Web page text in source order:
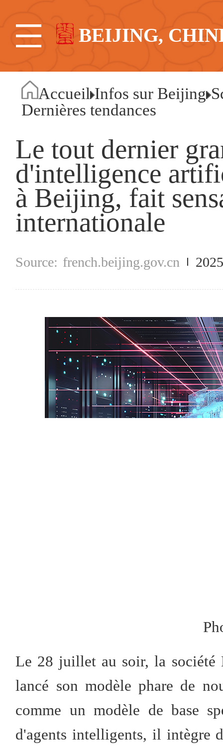
BEIJING,
Accueil Infos sur Beijing
Dernières tendances
Le tout dernier
d'intelligence
à Beijing, fait
internationale
french.beijing.gov.cn
Le 28 juillet au soir, la société
lancé son modèle phare de
comme un modèle de base
d'agents intelligents, il intègre